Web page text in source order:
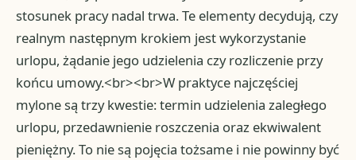
stosunek pracy nadal trwa. Te elementy decydują, czy
realnym następnym krokiem jest wykorzystanie
urlopu, żądanie jego udzielenia czy rozliczenie przy
końcu umowy.<br><br>W praktyce najczęściej
mylone są trzy kwestie: termin udzielenia zaległego
urlopu, przedawnienie roszczenia oraz ekwiwalent
pieniężny. To nie są pojęcia tożsame i nie powinny być